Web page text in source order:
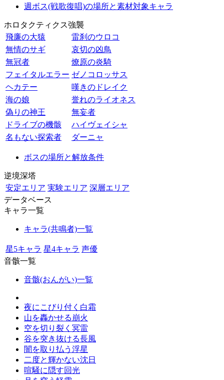
週ボス(戦歌復唱)の場所と素材対象キャラ
ホロタクティクス強襲
飛廉の大猿
雷刹のウロコ
無情のサギ
哀切の凶鳥
無冠者
燎原の炎騎
フェイタルエラー ゼノコロッサス
ヘカテー
嘆きのドレイク
海の娘
誉れのライオネス
偽りの神王
無妄者
ドライブの機骸
ハイヴェイシャ
名もない探索者
ダーニャ
ボスの場所と解放条件
逆境深塔
安定エリア 実験エリア 深層エリア
データベース
キャラ一覧
キャラ(共鳴者)一覧
星5キャラ 星4キャラ 声優
音骸一覧
音骸(おんがい)一覧
夜にこびり付く白霜
山を轟かせる崩火
空を切り裂く冥雷
谷を突き抜ける長風
闇を取り払う浮星
二度と輝かない沈日
喧騒に隠す回光